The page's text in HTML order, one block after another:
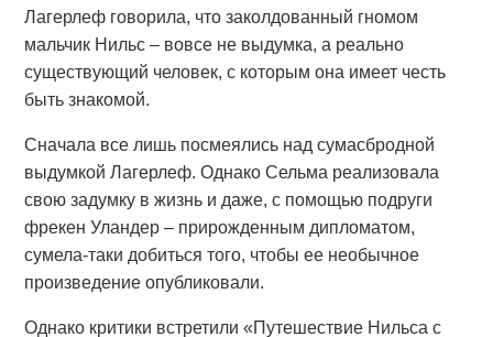
Лагерлеф говорила, что заколдованный гномом
мальчик Нильс – вовсе не выдумка, а реально
существующий человек, с которым она имеет честь
быть знакомой.
Сначала все лишь посмеялись над сумасбродной
выдумкой Лагерлеф. Однако Сельма реализовала
свою задумку в жизнь и даже, с помощью подруги
фрекен Уландер – прирожденным дипломатом,
сумела-таки добиться того, чтобы ее необычное
произведение опубликовали.
Однако критики встретили «Путешествие Нильса с